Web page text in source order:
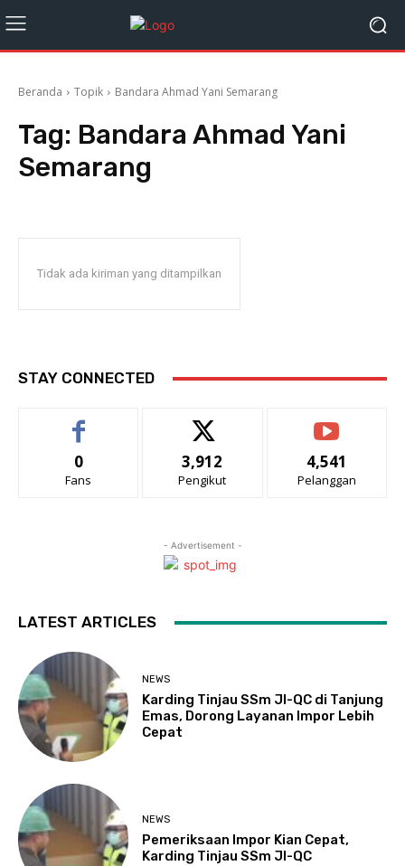
Beranda Topik Bandara Ahmad Yani Semarang
Tag: Bandara Ahmad Yani
Semarang
Tidak ada kiriman yang ditampilkan
STAY CONNECTED
0
Fans
3,912
Pengikut
4,541
Pelanggan
- Advertisement -
LATEST ARTICLES
NEWS
Karding Tinjau SSm JI-QC di Tanjung
Emas, Dorong Layanan Impor Lebih
Cepat
NEWS
Pemeriksaan Impor Kian Cepat,
Karding Tinjau SSm JI-QC